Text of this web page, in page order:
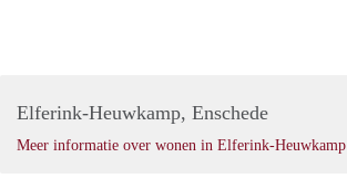
Elferink-Heuwkamp, Enschede
Meer informatie over wonen in Elferink-Heuwkamp